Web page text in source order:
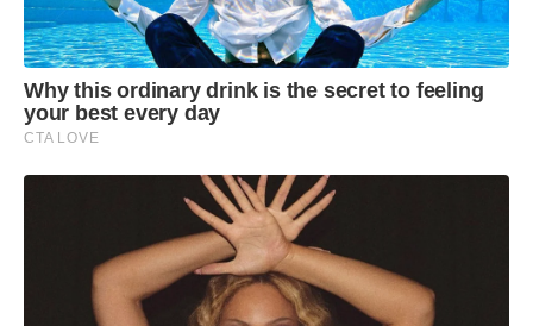
Why this ordinary drink is the secret to feeling
your best every day
CTA LOVE